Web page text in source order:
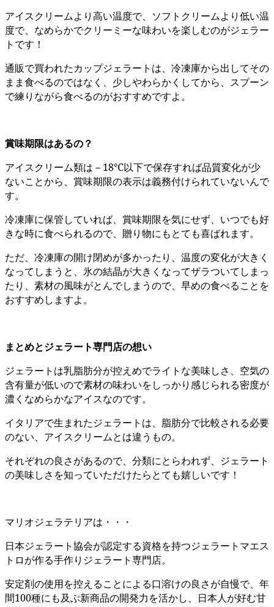
アイスクリームより高い温度で、ソフトクリームより低い温
度で、なめらかでクリーミーな味わいを楽しむのがジェラー
トです！
通販で買われたカップジェラートは、冷凍庫から出してその
まま食べるのではなく、少しやわらかくしてから、スプーン
で練りながら食べるのがおすすめですよ。
賞味期限はあるの？
アイスクリーム類は－18℃以下で保存すれば品質変化が少
ないことから、賞味期限の表示は義務付けられていないんで
す。
冷凍庫に保管していれば、賞味期限を気にせず、いつでも好
きな時に食べられるので、贈り物にもとても喜ばれます。
ただ、冷凍庫の開け閉めが多かったり、温度の変化が大きく
なってしまうと、氷の結晶が大きくなってザラついてしまっ
たり、素材の風味がとんでしまうので、早めの食べることを
おすすめしますよ。
まとめとジェラート専門店の想い
ジェラートは乳脂肪分が控えめでライトな美味しさ、空気の
含有量が低いので素材の味わいをしっかり感じられる密度が
濃くなめらかなアイスなのです。
イタリアで生まれたジェラートは、脂肪分で比較される必要
のない、アイスクリームとは違うもの。
それぞれの良さがあるので、分類にとらわれず、ジェラート
の美味しさを知っていただけたらとても嬉しいです！
マリオジェラテリアは・・・
日本ジェラート協会が認定する資格を持つジェラートマエス
トロが作る手作りジェラート専門店。
安定剤の使用を控えることによる口溶けの良さが自慢で、年
間100種にも及ぶ新商品の開発力を活かし、日本人が好む甘